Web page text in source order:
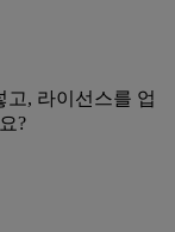
고, 라이선스를 업
?